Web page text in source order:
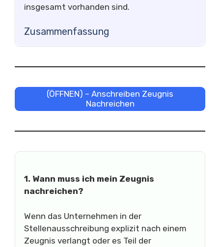
insgesamt vorhanden sind.
Zusammenfassung
(ÖFFNEN) – Anschreiben Zeugnis
Nachreichen
1. Wann muss ich mein Zeugnis
nachreichen?
Wenn das Unternehmen in der
Stellenausschreibung explizit nach einem
Zeugnis verlangt oder es Teil der